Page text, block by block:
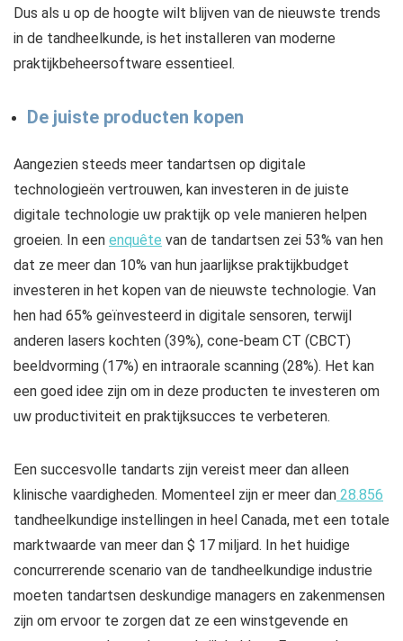
Dus als u op de hoogte wilt blijven van de nieuwste trends
in de tandheelkunde, is het installeren van moderne
praktijkbeheersoftware essentieel.
De juiste producten kopen
Aangezien steeds meer tandartsen op digitale
technologieën vertrouwen, kan investeren in de juiste
digitale technologie uw praktijk op vele manieren helpen
groeien. In een enquête van de tandartsen zei 53% van hen
dat ze meer dan 10% van hun jaarlijkse praktijkbudget
investeren in het kopen van de nieuwste technologie. Van
hen had 65% geïnvesteerd in digitale sensoren, terwijl
anderen lasers kochten (39%), cone-beam CT (CBCT)
beeldvorming (17%) en intraorale scanning (28%). Het kan
een goed idee zijn om in deze producten te investeren om
uw productiviteit en praktijksucces te verbeteren.
Een succesvolle tandarts zijn vereist meer dan alleen
klinische vaardigheden. Momenteel zijn er meer dan 28.856
tandheelkundige instellingen in heel Canada, met een totale
marktwaarde van meer dan $ 17 miljard. In het huidige
concurrerende scenario van de tandheelkundige industrie
moeten tandartsen deskundige managers en zakenmensen
zijn om ervoor te zorgen dat ze een winstgevende en